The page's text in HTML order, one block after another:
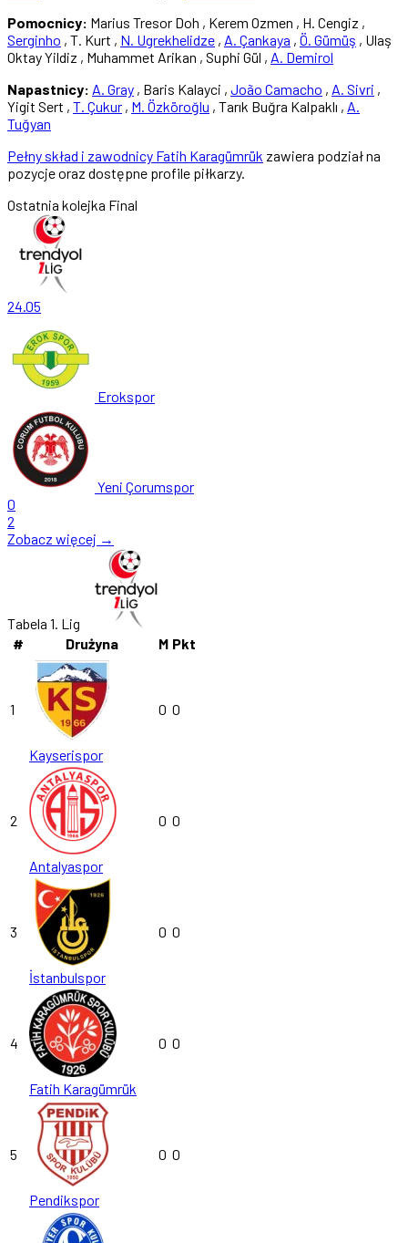
Pomocnicy: Marius Tresor Doh , Kerem Ozmen , H. Cengiz ,
Serginho , T. Kurt , N. Ugrekhelidze , A. Çankaya , Ö. Gümüş , Ulaş
Oktay Yildiz , Muhammet Arikan , Suphi Gül , A. Demirol
Napastnicy: A. Gray , Baris Kalayci , João Camacho , A. Sivri ,
Yigit Sert , T. Çukur , M. Özköroğlu , Tarık Buğra Kalpaklı , A.
Tuğyan
Pełny skład i zawodnicy Fatih Karagümrük zawiera podział na
pozycje oraz dostępne profile piłkarzy.
Ostatnia kolejka Final
24.05
Erokspor
Yeni Çorumspor
0
2
Zobacz więcej →
Tabela 1. Lig
#
Drużyna M Pkt
1
Kayserispor
0 0
2
Antalyaspor
0 0
3
İstanbulspor
0 0
4
Fatih Karagümrük
0 0
5
Pendikspor
0 0